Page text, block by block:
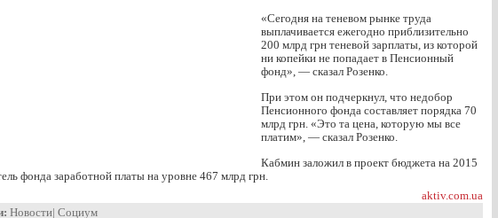
«Сегодня на теневом рынке труда
выплачивается ежегодно приблизительно
200 млрд грн теневой зарплаты, из которой
ни копейки не попадает в Пенсионный
фонд», — сказал Розенко.
При этом он подчеркнул, что недобор
Пенсионного фонда составляет порядка 70
млрд грн. «Это та цена, которую мы все
платим», — сказал Розенко.
Кабмин заложил в проект бюджета на 2015
фонда заработной платы на уровне 467 млрд грн.
aktiv.com.ua
Новости| Социум